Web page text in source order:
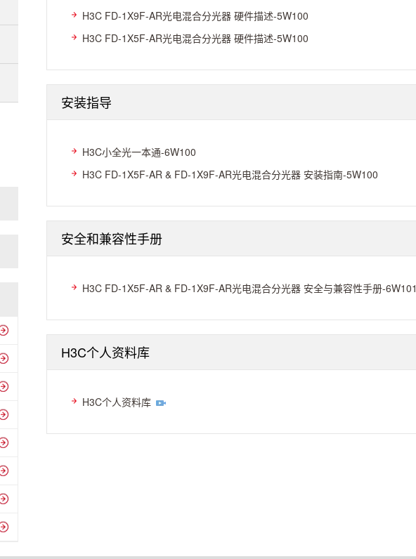
H3C FD-1X9F-AR光电混合分光器 硬件描述-5W100
H3C FD-1X5F-AR光电混合分光器 硬件描述-5W100
安装指导
H3C小全光一本通-6W100
H3C FD-1X5F-AR & FD-1X9F-AR光电混合分光器 安装指南-5W100
安全和兼容性手册
H3C FD-1X5F-AR & FD-1X9F-AR光电混合分光器 安全与兼容性手册-6W101
H3C个人资料库
H3C个人资料库